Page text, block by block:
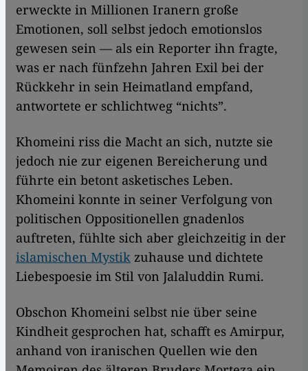
erweckte in Millionen Iranern große
Emotionen, soll selbst jedoch emotionslos
gewesen sein — als ein Reporter ihn fragte,
was er nach fünfzehn Jahren Exil bei der
Rückkehr in sein Heimatland empfand,
antwortete er schlichtweg “nichts”.
Khomeini riss die Macht an sich, nutzte sie
jedoch nie zur eigenen Bereicherung und
führte ein betont asketisches Leben.
Khomeini konnte in seiner Verfolgung von
politischen Oppositionellen gnadenlos
auftreten, fühlte sich aber gleichzeitig in der
islamischen Mystik zuhause und dichtete
Liebespoesie im Stil von Jalaluddin Rumi.
Obschon Khomeini selbst nie über seine
Kindheit gesprochen hat, schafft es Amirpur,
anhand von iranischen Quellen wie den